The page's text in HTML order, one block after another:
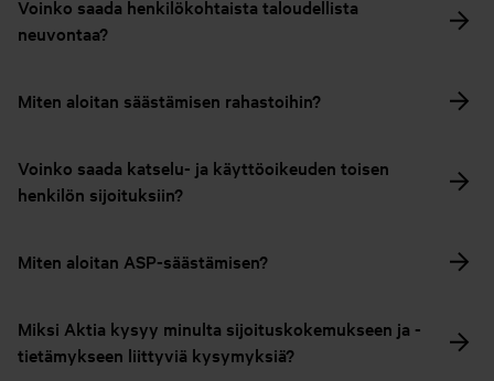
Voinko saada henkilökohtaista taloudellista
neuvontaa?
Miten aloitan säästämisen rahastoihin?
Voinko saada katselu- ja käyttöoikeuden toisen
henkilön sijoituksiin?
Miten aloitan ASP-säästämisen?
Miksi Aktia kysyy minulta sijoituskokemukseen ja -
tietämykseen liittyviä kysymyksiä?